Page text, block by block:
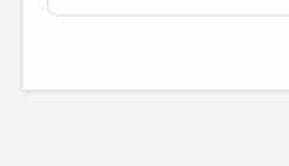
ВКОНТАКТЕ